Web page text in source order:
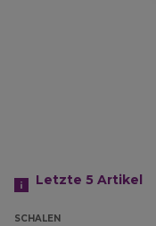
Letzte 5 Artikel
SCHALEN